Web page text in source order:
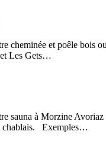
cheminée et poêle bois
Les Gets…
sauna à Morzine Avoriaz
chablais. Exemples…